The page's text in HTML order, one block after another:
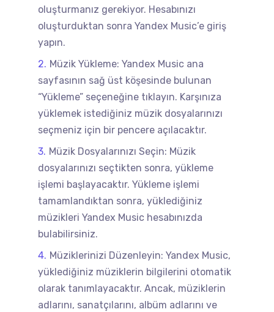
oluşturmanız gerekiyor. Hesabınızı
oluşturduktan sonra Yandex Music’e giriş
yapın.
Müzik Yükleme: Yandex Music ana
sayfasının sağ üst köşesinde bulunan
“Yükleme” seçeneğine tıklayın. Karşınıza
yüklemek istediğiniz müzik dosyalarınızı
seçmeniz için bir pencere açılacaktır.
Müzik Dosyalarınızı Seçin: Müzik
dosyalarınızı seçtikten sonra, yükleme
işlemi başlayacaktır. Yükleme işlemi
tamamlandıktan sonra, yüklediğiniz
müzikleri Yandex Music hesabınızda
bulabilirsiniz.
Müziklerinizi Düzenleyin: Yandex Music,
yüklediğiniz müziklerin bilgilerini otomatik
olarak tanımlayacaktır. Ancak, müziklerin
adlarını, sanatçılarını, albüm adlarını ve